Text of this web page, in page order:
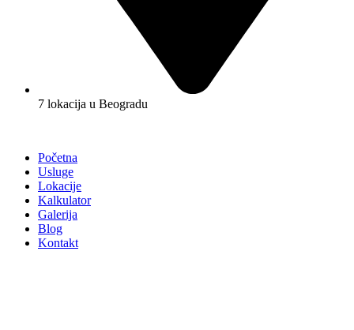
7 lokacija u Beogradu
Početna
Usluge
Lokacije
Kalkulator
Galerija
Blog
Kontakt